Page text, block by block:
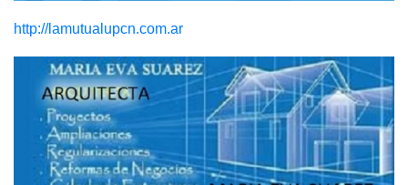
http://lamutualupcn.com.ar